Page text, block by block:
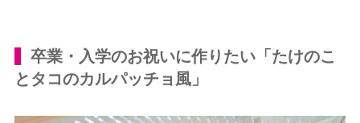
卒業・入学のお祝いに作りたい「たけのこ
とタコのカルパッチョ風」